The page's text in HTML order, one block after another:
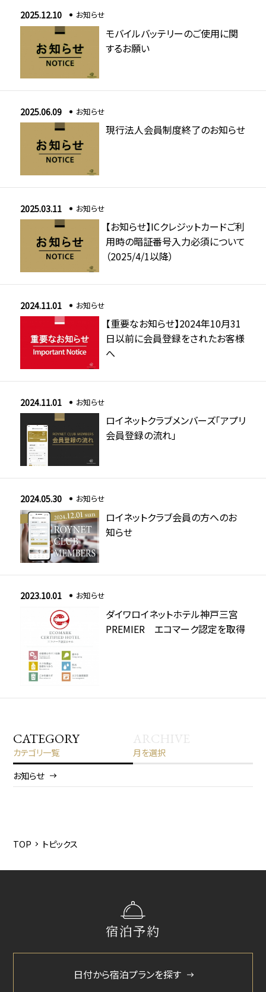
2025.12.10 お知らせ
モバイルバッテリーのご使用に関
するお願い
2025.06.09 お知らせ
現行法人会員制度終了のお知らせ
2025.03.11 お知らせ
【お知らせ】ICクレジットカードご利
用時の暗証番号入力必須について
（2025/4/1以降）
2024.11.01 お知らせ
【重要なお知らせ】2024年10月31
日以前に会員登録をされたお客様
へ
2024.11.01 お知らせ
ロイネットクラブメンバーズ「アプリ
会員登録の流れ」
2024.05.30 お知らせ
ロイネットクラブ会員の方へのお
知らせ
2023.10.01 お知らせ
ダイワロイネットホテル神戸三宮
PREMIER エコマーク認定を取得
CATEGORY
カテゴリ一覧
お知らせ
ARCHIVE
月を選択
2025/12
2023/10
TOP トピックス
宿泊予約
日付から宿泊プランを探す